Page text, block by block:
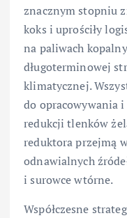
znacznym stopniu
koks i uprościły
na paliwach
długoterminowej
klimatycznej.
do opracowywania
redukcji tlenków
reduktora przejmą
odnawialnych
i surowce wtórne.
Współczesne